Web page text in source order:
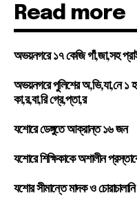
Read more
অভয়নগরে ১৭ কেজি গাঁ,জা,সহ
অভয়নগরে পুলিশের অ,ভি,যা,নে ১
কা,র,বা,রি গ্রে,প্তা,র
যশোরে ডেঙ্গুতে আক্রান্ত ১৬ জন
যশোরে শিক্ষিকাকে অশালীন
যশোর সীমান্তে মাদক ও